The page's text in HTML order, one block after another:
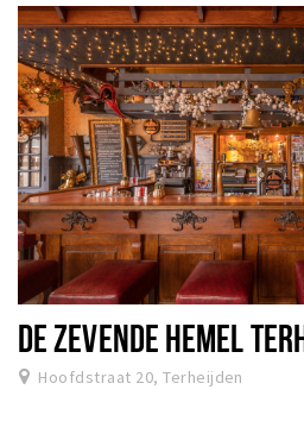
DE ZEVENDE HEMEL
Hoofdstraat 20, Terheijden